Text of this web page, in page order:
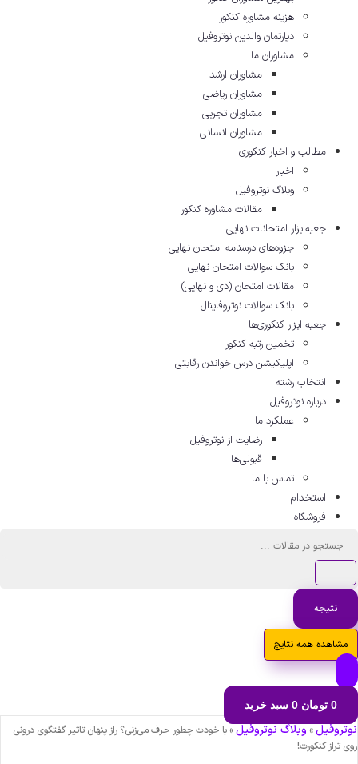
هزینه مشاوره کنکور
دپارتمان والدین نوتروفیل
مشاوران ما
مشاوران ارشد
مشاوران ریاضی
مشاوران تجربی
مشاوران انسانی
مطالب و اخبار کنکوری
اخبار
وبلاگ نوتروفیل
مقالات مشاوره‌ کنکور
جعبه‌ابزار امتحانات نهایی
جزوه‌های درسنامه امتحان نهایی
بانک سوالات امتحان نهایی
مقالات امتحان (دی و نهایی)
بانک سوالات نوتروفاینال
جعبه ابزار کنکوری‌ها
تخمین رتبه کنکور
اپلیکیشن درس خواندن رقابتی
انتخاب رشته
درباره نوتروفیل
عملکرد ما
رضایت از نوتروفیل
قبولی‌ها
تماس با ما
استخدام
فروشگاه
نتیجه
مشاهده همه نتایج
0 تومان 0 سبد خرید
»وبلاگ نوتروفیل»با خودت چطور حرف می‌زنی؟ راز پنهان تاثیر گفتگوی درونی
تراز کنکورت!